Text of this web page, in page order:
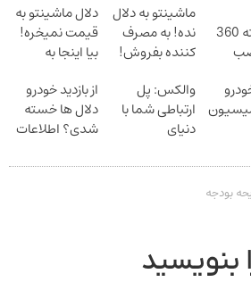
مداربسته 360
ماشینتو به دلال
نده! به مصرف
کننده بفروش!
یک تماس
دلال ماشینتو به
قیمت نمیخره!
بیا اینجا به
بفروش*فقط
خریدار واقعی*
والکس: پل
ارتباطی شما با
دنیای
دیجیتال
از بازدید خودرو
دلال ها خسته
شدی؟ اطلاعات
ثبت کن
بودجه
بنویسید